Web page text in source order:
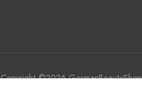
Copyright ©2026 GermanBeautyShop